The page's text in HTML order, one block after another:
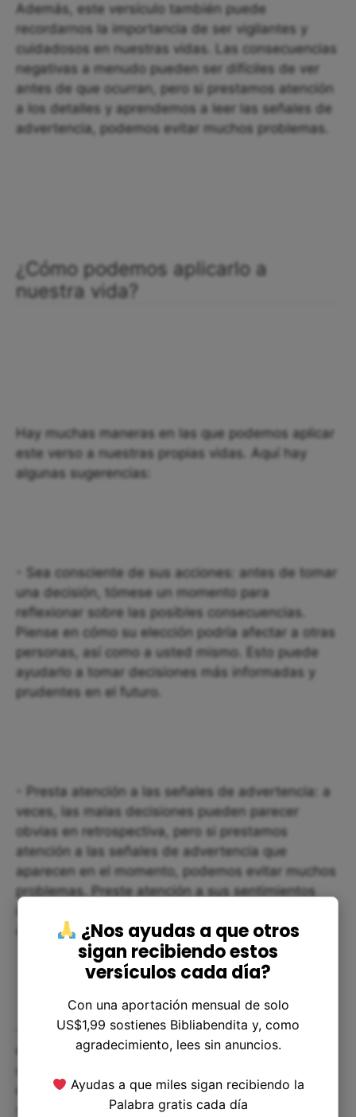
Además, este versículo también puede
recordarnos la importancia de ser vigilantes y
cuidadosos en nuestras vidas. Las consecuencias
negativas a menudo pueden ser difíciles de ver
antes de que ocurran, pero si prestamos atención
a los detalles y aprendemos a leer las señales de
advertencia, podemos evitar muchos problemas.
¿Cómo podemos aplicarlo a
nuestra vida?
Hay muchas maneras en las que podemos aplicar
este verso a nuestras propias vidas. Aquí hay
algunas sugerencias:
- Sea consciente de sus acciones: antes de tomar
una decisión, tómese un momento para
reflexionar sobre las posibles consecuencias.
Piense en cómo su elección podría afectar a otras
personas, así como a usted mismo. Esto puede
ayudarlo a tomar decisiones más informadas y
prudentes en el futuro.
- Presta atención a las señales de advertencia: a
veces, las malas decisiones pueden parecer
obvias en retrospectiva, pero si prestamos
atención a las señales de advertencia que
aparecen en el momento, podemos evitar muchos
problemas. Preste atención a sus sentimientos
debería evaluarlo más detenidamente.
- Aprende de tus errores: Todos cometemos
errores y tomamos malas decisiones de vez en
ellos y hacer mejoras en nuestras vidas. Si algo
sale mal, tómese el tiempo para reflexionar sobre
¿Nos ayudas a que otros
sigan recibiendo estos
versículos cada día?
Con una aportación mensual de solo
US$1,99 sostienes Bibliabendita y, como
agradecimiento, lees sin anuncios.
Ayudas a que miles sigan recibiendo la
Palabra gratis cada día